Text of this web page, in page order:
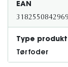
EAN
3182550842969
Type produkt
Tørfoder